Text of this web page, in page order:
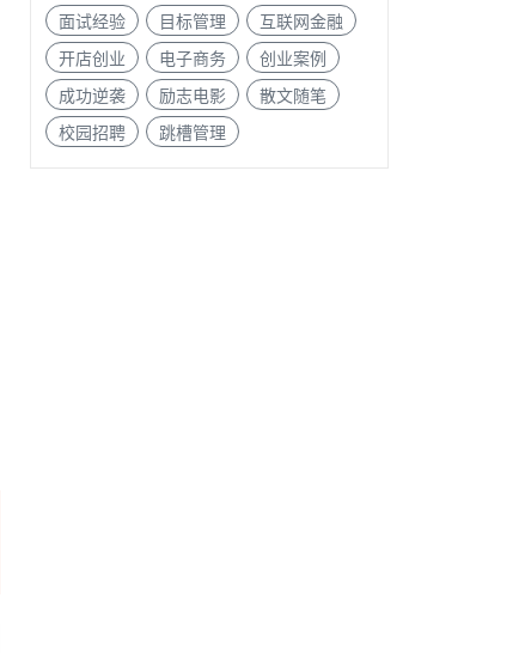
面试经验
目标管理
互联网金融
开店创业
电子商务
创业案例
成功逆袭
励志电影
散文随笔
校园招聘
跳槽管理